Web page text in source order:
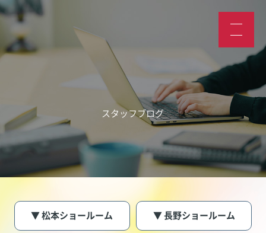
スタッフブログ
▼ 松本ショールーム ▼ 長野ショールーム